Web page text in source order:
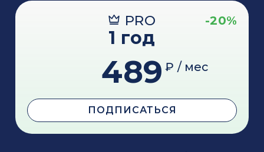
PRO -20%
1 год
489 ₽ / мес
ПОДПИСАТЬСЯ